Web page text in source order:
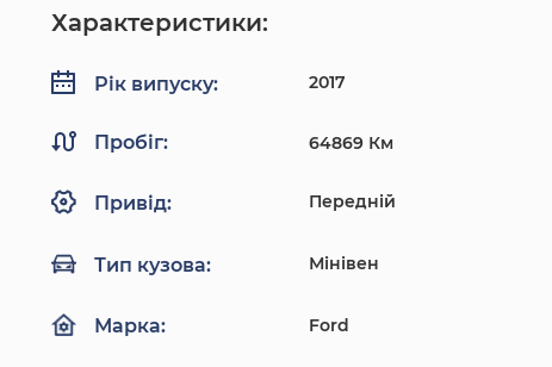
Характеристики:
Рік випуску: 2017
Пробіг: 64869 Км
Привід: Передній
Тип кузова: Мінівен
Марка: Ford